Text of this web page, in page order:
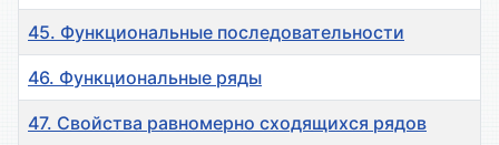
45. Функциональные последовательности
46. Функциональные ряды
47. Свойства равномерно сходящихся рядов